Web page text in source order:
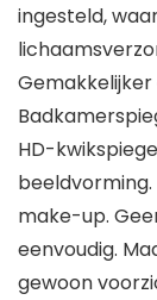
ingesteld,
HD-
make-up.
eenvoudig.
gewoon